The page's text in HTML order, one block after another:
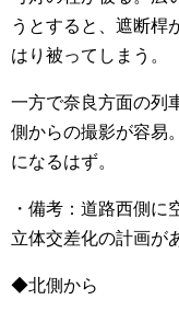
うとすると、遮断桿
はり被ってしまう。
一方で奈良方面の列
側からの撮影が容易
になるはず。
・備考：道路西側
立体交差化の計画が
◆北側から